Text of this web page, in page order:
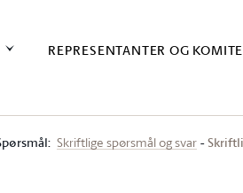
REPRESENTANTER OG
Skriftlige spørsmål og svar